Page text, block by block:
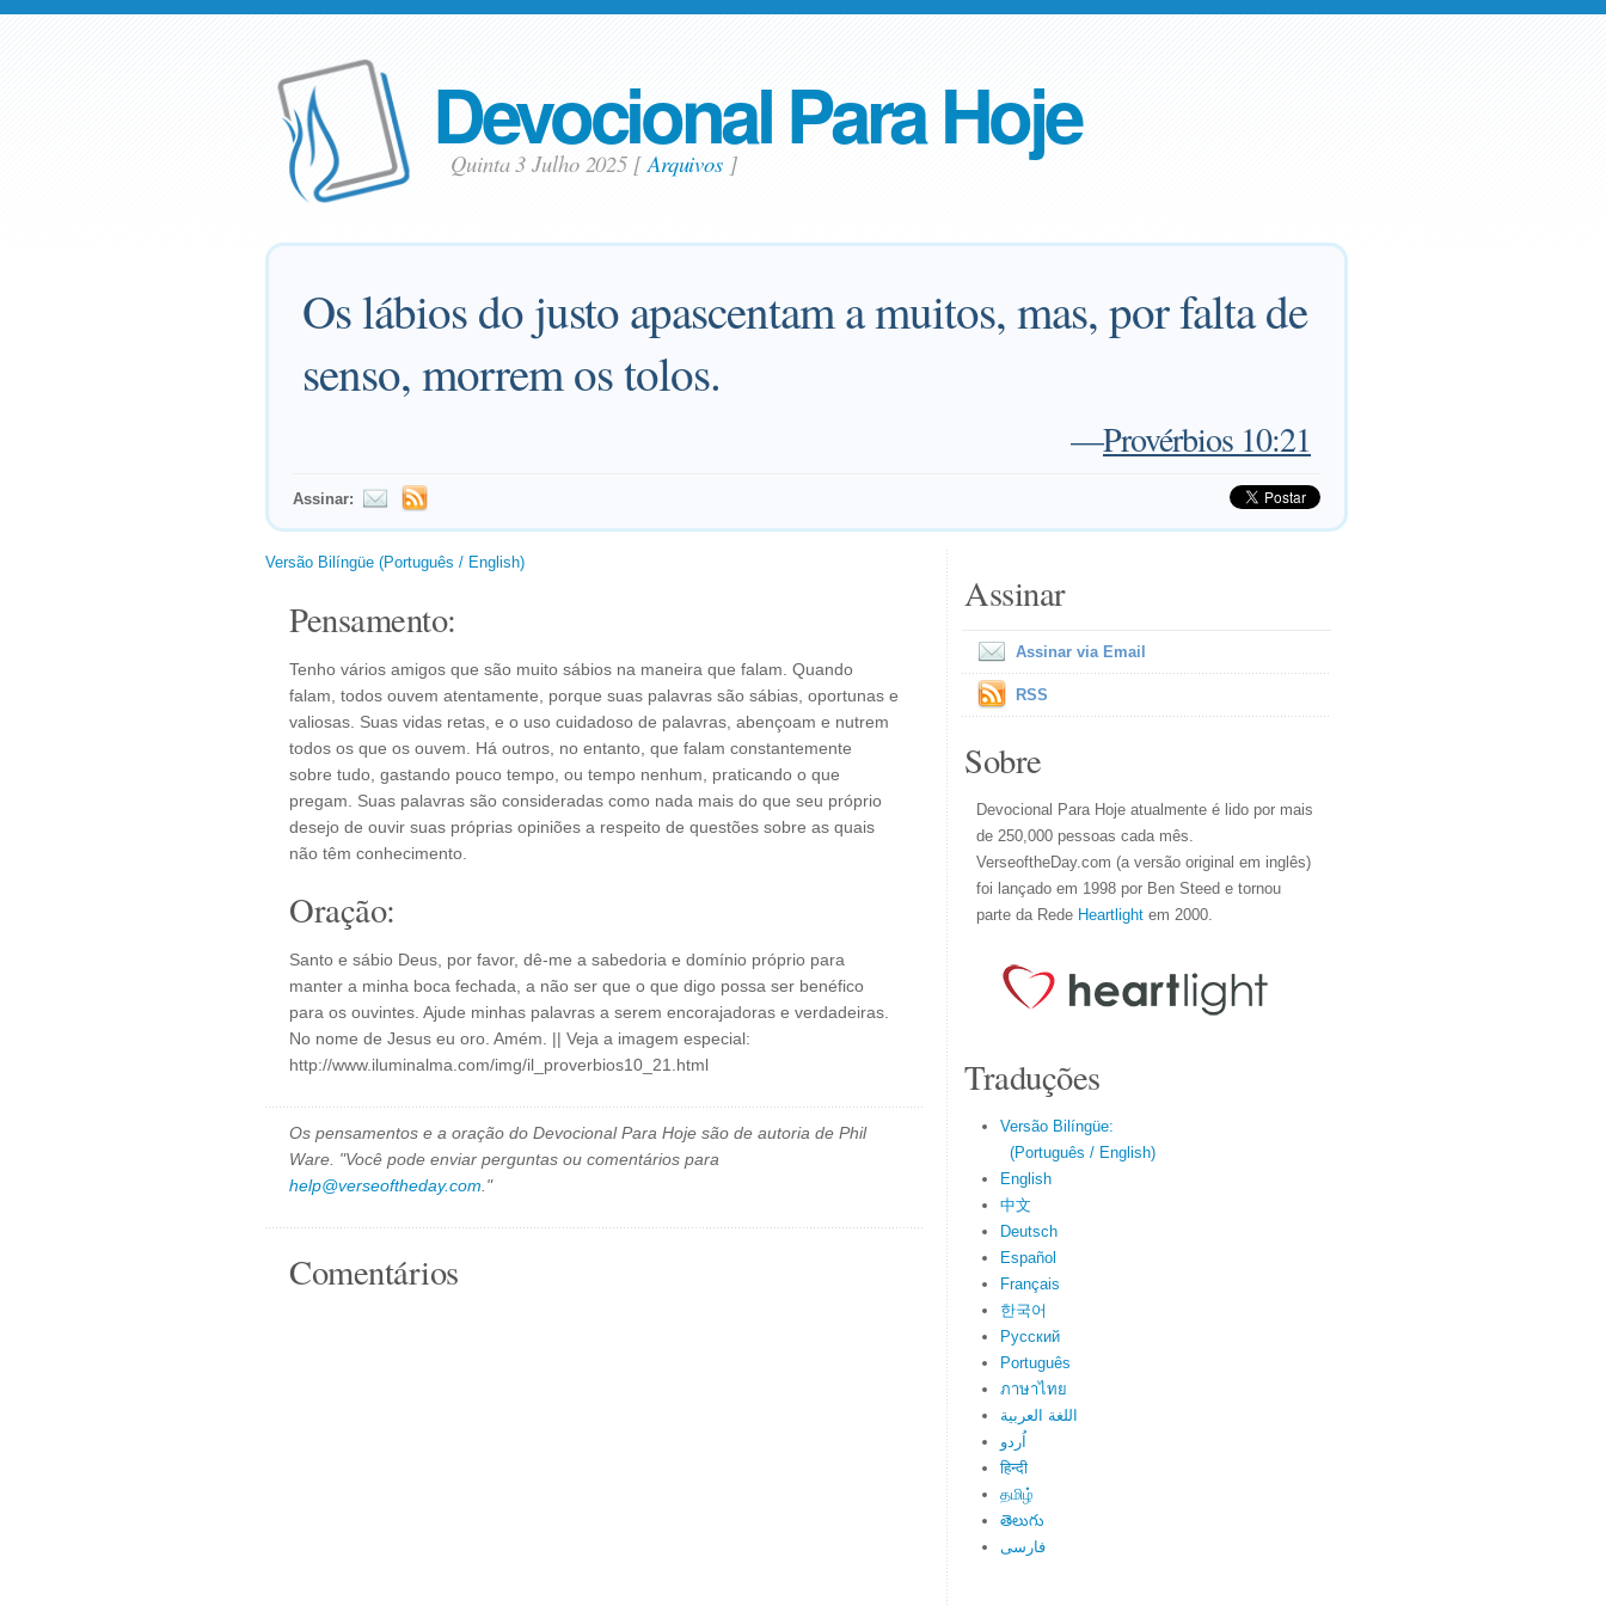
Devocional Para Hoje
Quinta 3 Julho 2025 [Arquivos ]
Os lábios do justo apascentam a muitos, mas, por falta de
senso, morrem os tolos.
—Provérbios 10:21
Assinar:
Versão Bilíngüe (Português / English)
Pensamento:
Tenho vários amigos que são muito sábios na maneira que falam. Quando
falam, todos ouvem atentamente, porque suas palavras são sábias, oportunas e
valiosas. Suas vidas retas, e o uso cuidadoso de palavras, abençoam e nutrem
todos os que os ouvem. Há outros, no entanto, que falam constantemente
sobre tudo, gastando pouco tempo, ou tempo nenhum, praticando o que
pregam. Suas palavras são consideradas como nada mais do que seu próprio
desejo de ouvir suas próprias opiniões a respeito de questões sobre as quais
não têm conhecimento.
Oração:
Santo e sábio Deus, por favor, dê-me a sabedoria e domínio próprio para
manter a minha boca fechada, a não ser que o que digo possa ser benéfico
para os ouvintes. Ajude minhas palavras a serem encorajadoras e verdadeiras.
No nome de Jesus eu oro. Amém. || Veja a imagem especial:
http://www.iluminalma.com/img/il_proverbios10_21.html
Os pensamentos e a oração do Devocional Para Hoje são de autoria de Phil
Ware. "Você pode enviar perguntas ou comentários para
help@verseoftheday.com ."
Comentários
Assinar
Assinar via Email
RSS
Sobre
Devocional Para Hoje atualmente é lido por mais
de 250,000 pessoas cada mês.
VerseoftheDay.com (a versão original em inglês)
foi lançado em 1998 por Ben Steed e tornou
parte da Rede Heartlight em 2000.
Traduções
Versão Bilíngüe:
(Português / English)
English
中文
Deutsch
Español
Français
한국어
Русский
Português
ภาษาไทย
اللغة العربية
اُردو
हिन्दी
தமிழ்
తెలుగు
فارسی